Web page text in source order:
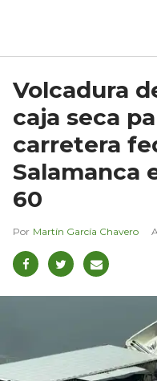
Volcadura
caja seca
carretera
Salamanca
60
Martín García Chavero